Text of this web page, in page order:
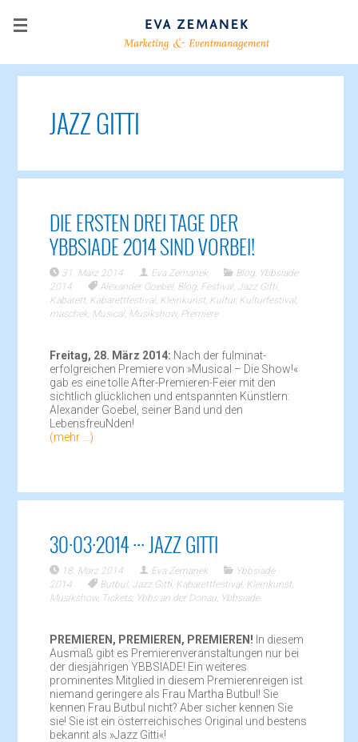
JAZZ GITTI
DIE ERSTEN DREI TAGE DER
YBBSIADE 2014 SIND VORBEI!
31. März 2014 Eva Zemanek Blog, Ybbsiade
2014
Alexander Goebel, Blog, Festival, Jazz Gitti,
Kabarett, Kabarettfestival, Kleinkunst, Kultur, Kulturfestival,
maschek, Musical, Musikshow, Premiere
Freitag, 28. März 2014: Nach der fulminat-
erfolgreichen Premiere von »Musical – Die Show!«
gab es eine tolle After-Premieren-Feier mit den
sichtlich glücklichen und entspannten Künstlern:
Alexander Goebel, seiner Band und den
LebensfreuNden!
(mehr …)
30·03·2014 ··· JAZZ GITTI
18. März 2014 Eva Zemanek
Ybbsiade
2014
Butbul, Jazz Gitti, Kabarettfestival, Kleinkunst,
Musikshow, Tickets, Ybbs an der Donau, Ybbsiade
PREMIEREN, PREMIEREN, PREMIEREN! In diesem
Ausmaß gibt es Premierenveranstaltungen nur bei
der diesjährigen YBBSIADE! Ein weiteres
prominentes Mitglied in diesem Premierenreigen ist
niemand geringere als Frau Martha Butbul! Sie
kennen Frau Butbul nicht? Aber sicher kennen Sie
sie! Sie ist ein österreichisches Original und bestens
bekannt als »Jazz Gitti«!